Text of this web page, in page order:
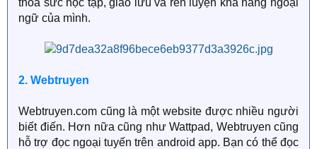
thỏa sức học tập, giao lưu và rèn luyện khả năng ngoại
ngữ của mình.
2. Webtruyen
Webtruyen.com cũng là một website được nhiều người
biết điến. Hơn nữa cũng như Wattpad, Webtruyen cũng
hỗ trợ đọc ngoại tuyến trên android app. Bạn có thể đọc